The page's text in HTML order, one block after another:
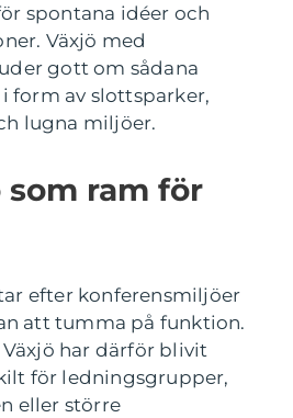
spontana idéer och
Växjö med
gott om sådana
form av slottsparker,
lugna miljöer.
ram för
efter konferensmiljöer
att tumma på funktion.
har därför blivit
för ledningsgrupper,
eller större